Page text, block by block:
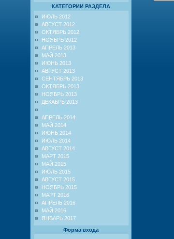
КАТЕГОРИИ РАЗДЕЛА
ИЮЛЬ 2012
АВГУСТ 2012
ОКТЯБРЬ 2012
НОЯБРЬ 2012
АПРЕЛЬ 2013
МАЙ 2013
ИЮНЬ 2013
АВГУСТ 2013
СЕНТЯБРЬ 2013
ОКТЯБРЬ 2013
НОЯБРЬ 2013
ДЕКАБРЬ 2013
АПРЕЛЬ 2014
МАЙ 2014
ИЮНЬ 2014
ИЮЛЬ 2014
АВГУСТ 2014
МАРТ 2015
МАЙ 2015
ИЮЛЬ 2015
АВГУСТ 2015
НОЯБРЬ 2015
МАРТ 2016
АПРЕЛЬ 2016
МАЙ 2016
ЯНВАРЬ 2017
Форма входа